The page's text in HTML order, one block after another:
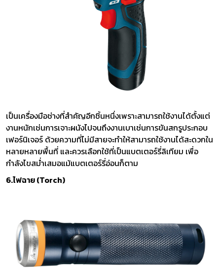
เป็นเครื่องมือช่างที่สำคัญอีกชิ้นหนึ่งเพราะสามารถใช้งานได้ตั้งแต่
งานหนักเช่นการเจาะผนังไปจนถึงงานเบาเช่นการขันสกรูประกอบ
เฟอร์นิเจอร์ ด้วยความที่ไม่มีสายจะทำให้สามารถใช้งานได้สะดวกใน
หลายหลายพื้นที่ และควรเลือกใช้ที่เป็นแบตเตอร์รี่ลิเทียม เพื่อ
กำลังไขสม่ำเสมอแม้แบตเตอร์รี่อ่อนก็ตาม
6.ไฟฉาย (Torch)